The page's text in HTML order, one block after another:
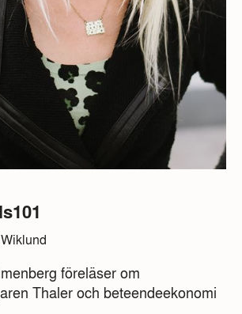
föreläser om
Thaler och beteendeekonomi